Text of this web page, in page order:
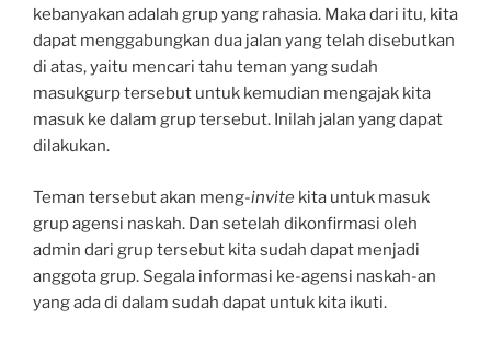
kebanyakan adalah grup yang rahasia. Maka dari itu, kita
dapat menggabungkan dua jalan yang telah disebutkan
di atas, yaitu mencari tahu teman yang sudah
masukgurp tersebut untuk kemudian mengajak kita
masuk ke dalam grup tersebut. Inilah jalan yang dapat
dilakukan.
Teman tersebut akan meng-invite kita untuk masuk
grup agensi naskah. Dan setelah dikonfirmasi oleh
admin dari grup tersebut kita sudah dapat menjadi
anggota grup. Segala informasi ke-agensi naskah-an
yang ada di dalam sudah dapat untuk kita ikuti.